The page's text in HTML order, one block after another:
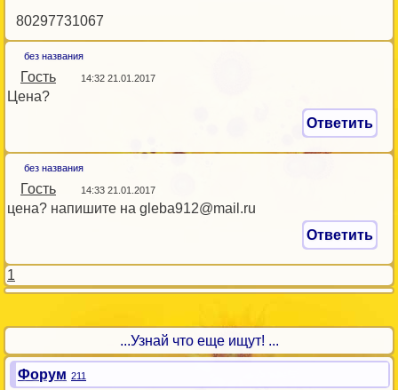
80297731067
без названия
Гость 14:32 21.01.2017
Цена?
Ответить
без названия
Гость 14:33 21.01.2017
цена? напишите на gleba912@mail.ru
Ответить
1
...Узнай что еще ищут! ...
Форум 211